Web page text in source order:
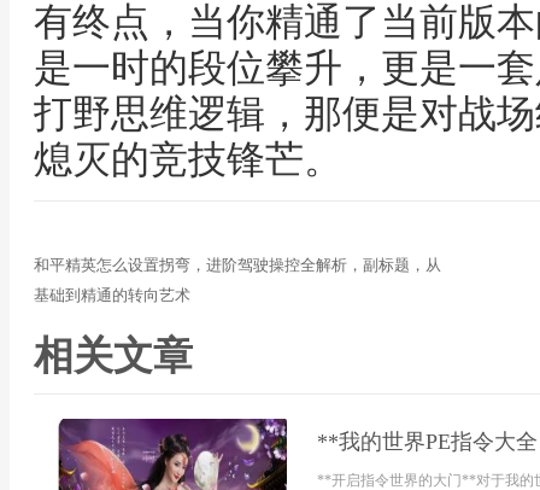
有终点，当你精通了当前版
是一时的段位攀升，更是一
打野思维逻辑，那便是对战
熄灭的竞技锋芒。
和平精英怎么设置拐弯，进阶驾驶操控全解析，副标题，从
基础到精通的转向艺术
相关文章
**我的世界PE指令大
**开启指令世界的大门**对于我的